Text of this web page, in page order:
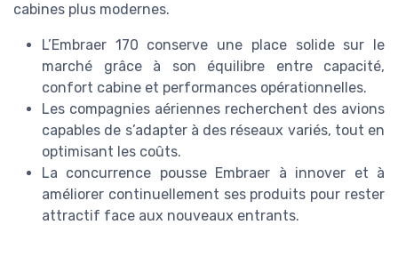
cabines plus modernes.
L’Embraer 170 conserve une place solide sur le
marché grâce à son équilibre entre capacité,
confort cabine et performances opérationnelles.
Les compagnies aériennes recherchent des avions
capables de s’adapter à des réseaux variés, tout en
optimisant les coûts.
La concurrence pousse Embraer à innover et à
améliorer continuellement ses produits pour rester
attractif face aux nouveaux entrants.